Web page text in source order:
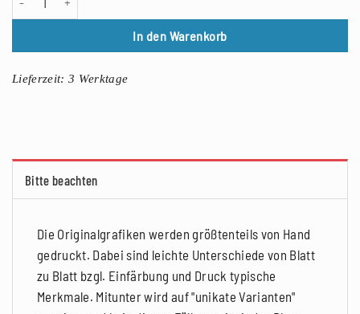
In den Warenkorb
Lieferzeit:3 Werktage
Bitte beachten
Die Originalgrafiken werden größtenteils von Hand
gedruckt. Dabei sind leichte Unterschiede von Blatt
zu Blatt bzgl. Einfärbung und Druck typische
Merkmale. Mitunter wird auf "unikate Varianten"